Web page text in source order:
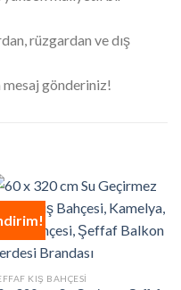
rüzgardan ve dış
gönderiniz!
KIŞ BAHÇESI